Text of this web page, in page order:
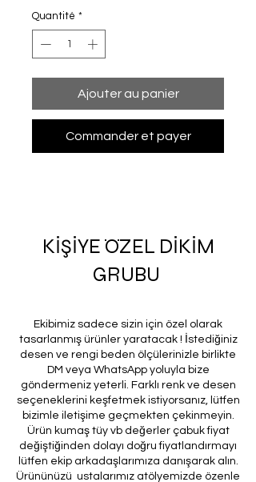
Quantité *
Ajouter au panier
Commander et payer
KİŞİYE ÖZEL DİKİM
GRUBU
Ekibimiz sadece sizin için özel olarak
tasarlanmış ürünler yaratacak ! İstediğiniz
desen ve rengi beden ölçülerinizle birlikte
DM veya WhatsApp yoluyla bize
göndermeniz yeterli. Farklı renk ve desen
seçeneklerini keşfetmek istiyorsanız, lütfen
bizimle iletişime geçmekten çekinmeyin.
Ürün kumaş tüy vb değerler çabuk fiyat
değiştiğinden dolayı doğru fiyatlandırmayı
lütfen ekip arkadaşlarımıza danışarak alın.
Ürününüzü ustalarımız atölyemizde özenle